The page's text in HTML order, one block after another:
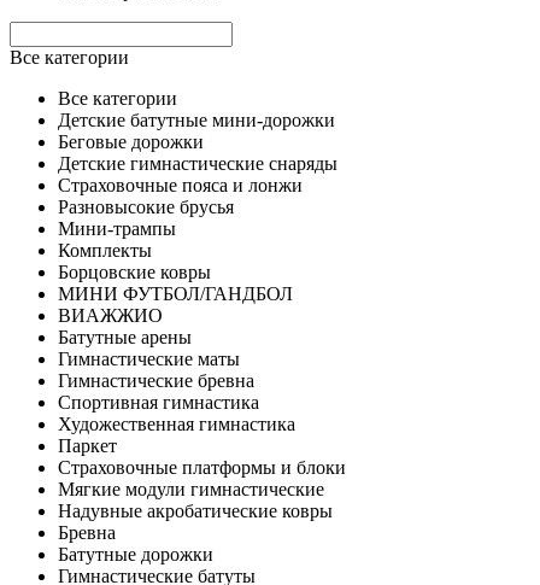
Все категории
Все категории
Детские батутные мини-дорожки
Беговые дорожки
Детские гимнастические снаряды
Страховочные пояса и лонжи
Разновысокие брусья
Мини-трампы
Комплекты
Борцовские ковры
МИНИ ФУТБОЛ/ГАНДБОЛ
ВИАЖЖИО
Батутные арены
Гимнастические маты
Гимнастические бревна
Спортивная гимнастика
Художественная гимнастика
Паркет
Страховочные платформы и блоки
Мягкие модули гимнастические
Надувные акробатические ковры
Бревна
Батутные дорожки
Гимнастические батуты